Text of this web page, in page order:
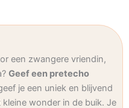
een zwangere vriendin,
Geef een pretecho
je een uniek en blijvend
wonder in de buik. Je